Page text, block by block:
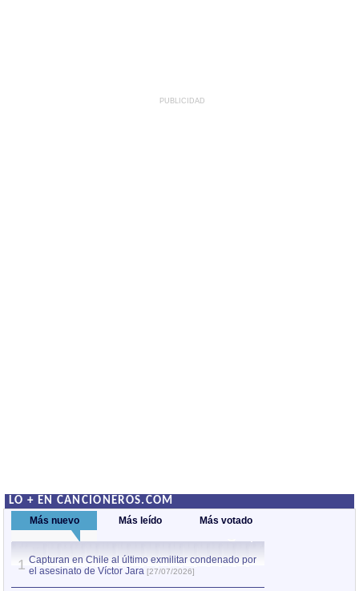
PUBLICIDAD
LO + EN CANCIONEROS.COM
Más nuevo Más leído Más votado
1 Capturan en Chile al último exmilitar condenado por
el asesinato de Víctor Jara [27/07/2026]